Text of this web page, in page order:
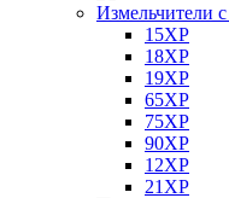
Измельчители
15XP
18XP
19XP
65XP
75XP
90XP
12XP
21XP